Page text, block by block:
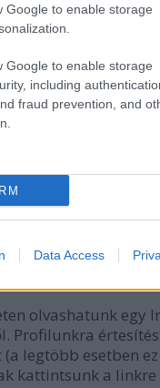
Google to enable storage
Google to enable storage
including
fraud prevention, and
Data Access
hajszárítót
november 17.
olvashatunk egy
Profilunkra
legtöbb esetben
kattintsunk a